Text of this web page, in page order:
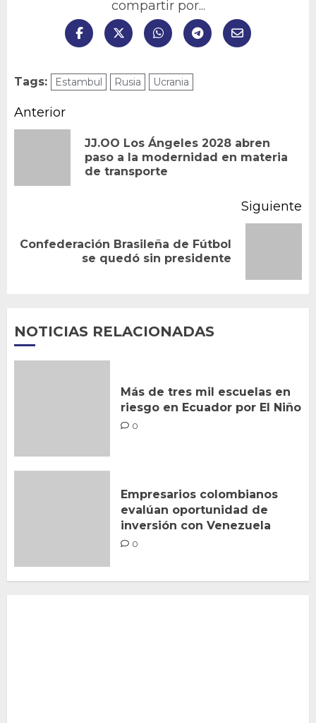
compartir por...
Tags: Estambul Rusia Ucrania
Navegación
entradas
Anterior
JJ.OO Los Ángeles 2028 abren
paso a la modernidad en materia
de transporte
Siguiente
Siguiente
Confederación Brasileña de Fútbol
se quedó sin presidente
NOTICIAS RELACIONADAS
Más de tres mil escuelas en
riesgo en Ecuador por El Niño
0
Empresarios colombianos
evalúan oportunidad de
inversión con Venezuela
0